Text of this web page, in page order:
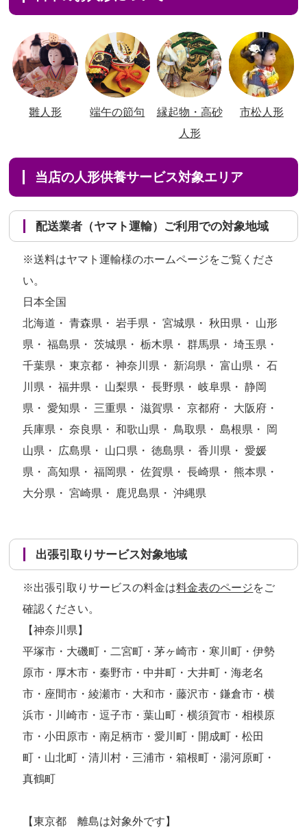
雛人形 端午の節句
縁起物・高砂
人形
市松人形
当店の人形供養サービス対象エリア
配送業者（ヤマト運輸）ご利用での対象地域
※送料はヤマト運輸様のホームページをご覧くださ
い。
日本全国
北海道・ 青森県・ 岩手県・ 宮城県・ 秋田県・ 山形
県・ 福島県・ 茨城県・ 栃木県・ 群馬県・ 埼玉県・
千葉県・ 東京都・ 神奈川県・ 新潟県・ 富山県・ 石
川県・ 福井県・ 山梨県・ 長野県・ 岐阜県・ 静岡
県・ 愛知県・ 三重県・ 滋賀県・ 京都府・ 大阪府・
兵庫県・ 奈良県・ 和歌山県・ 鳥取県・ 島根県・ 岡
山県・ 広島県・ 山口県・ 徳島県・ 香川県・ 愛媛
県・ 高知県・ 福岡県・ 佐賀県・ 長崎県・ 熊本県・
大分県・ 宮崎県・ 鹿児島県・ 沖縄県
出張引取りサービス対象地域
※出張引取りサービスの料金は料金表のページをご
確認ください。
【神奈川県】
平塚市・大磯町・二宮町・茅ヶ崎市・寒川町・伊勢
原市・厚木市・秦野市・中井町・大井町・海老名
市・座間市・綾瀬市・大和市・藤沢市・鎌倉市・横
浜市・川崎市・逗子市・葉山町・横須賀市・相模原
市・小田原市・南足柄市・愛川町・開成町・松田
町・山北町・清川村・三浦市・箱根町・湯河原町・
真鶴町
【東京都 離島は対象外です】